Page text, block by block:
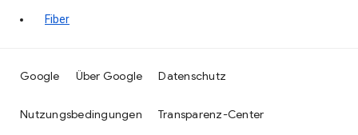
Fiber
Google Über Google Datenschutz
Nutzungsbedingungen Transparenz-Center